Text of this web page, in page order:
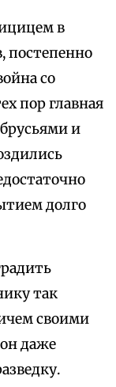
в
постепенно
со
пор главная
и
долго
так
своими
даже